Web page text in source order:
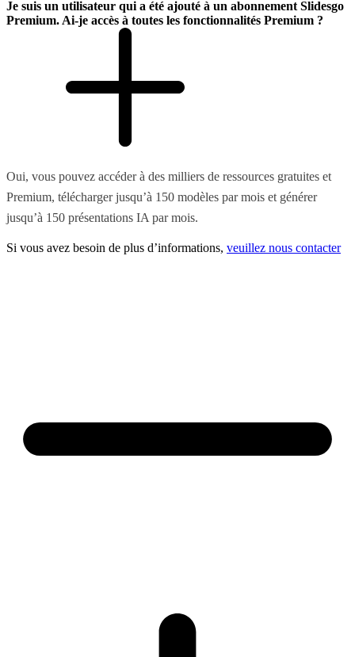
Je suis un utilisateur qui a été ajouté à un abonnement Slidesgo
Premium. Ai-je accès à toutes les fonctionnalités Premium ?
Oui, vous pouvez accéder à des milliers de ressources gratuites et
Premium, télécharger jusqu’à 150 modèles par mois et générer
jusqu’à 150 présentations IA par mois.
Si vous avez besoin de plus d’informations, veuillez nous contacter